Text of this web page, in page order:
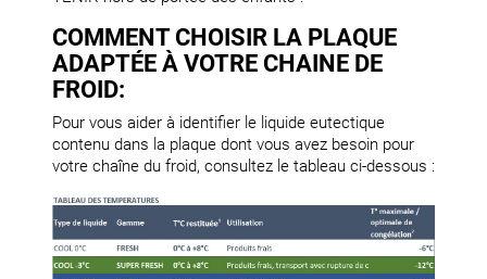
COMMENT CHOISIR LA PLAQUE
ADAPTÉE À VOTRE CHAINE DE
FROID:
Pour vous aider à identifier le liquide eutectique
contenu dans la plaque dont vous avez besoin pour
votre chaîne du froid, consultez le tableau ci-dessous :